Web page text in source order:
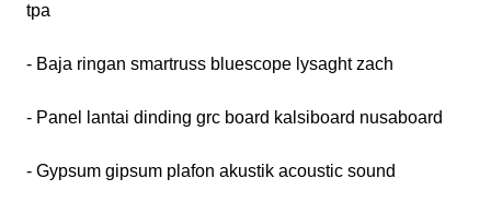
tpa
- Baja ringan smartruss bluescope lysaght zach
- Panel lantai dinding grc board kalsiboard nusaboard
- Gypsum gipsum plafon akustik acoustic sound